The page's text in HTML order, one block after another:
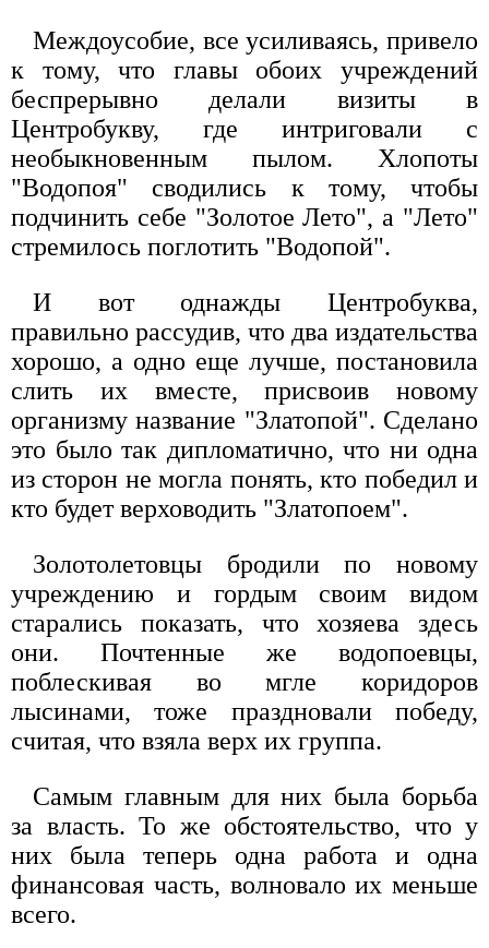
Междоусобие, все усиливаясь, привело
к тому, что главы обоих учреждений
беспрерывно делали визиты в
Центробукву, где интриговали с
необыкновенным пылом. Хлопоты
"Водопоя" сводились к тому, чтобы
подчинить себе "Золотое Лето", а "Лето"
стремилось поглотить "Водопой".
И вот однажды Центробуква,
правильно рассудив, что два издательства
хорошо, а одно еще лучше, постановила
слить их вместе, присвоив новому
организму название "Златопой". Сделано
это было так дипломатично, что ни одна
из сторон не могла понять, кто победил и
кто будет верховодить "Златопоем".
Золотолетовцы бродили по новому
учреждению и гордым своим видом
старались показать, что хозяева здесь
они. Почтенные же водопоевцы,
поблескивая во мгле коридоров
лысинами, тоже праздновали победу,
считая, что взяла верх их группа.
Самым главным для них была борьба
за власть. То же обстоятельство, что у
них была теперь одна работа и одна
финансовая часть, волновало их меньше
всего.